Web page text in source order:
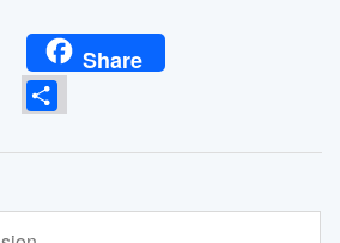
Share
Partager